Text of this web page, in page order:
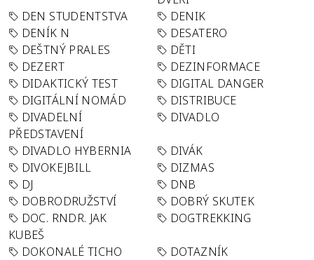
DEN STUDENTSTVA
DENIK
DENÍK N
DESATERO
DEŠTNÝ PRALES
DĚTI
DEZERT
DEZINFORMACE
DIDAKTICKÝ TEST
DIGITAL DANGER
DIGITÁLNÍ NOMÁD
DISTRIBUCE
DIVADELNÍ
PŘEDSTAVENÍ
DIVADLO
DIVADLO HYBERNIA
DIVÁK
DIVOKEJBILL
DIZMAS
DJ
DNB
DOBRODRUŽSTVÍ
DOBRÝ SKUTEK
DOC. RNDR. JAK
KUBEŠ
DOGTREKKING
DOKONALÉ TICHO
DOTAZNÍK